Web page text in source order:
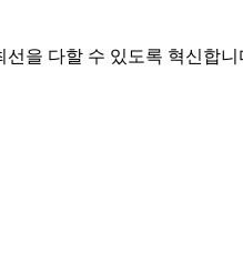
을 다할 수 있도록 혁신합니